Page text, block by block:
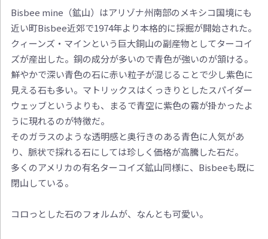
Bisbee mine（鉱山）はアリゾナ州南部のメキシコ国境にも
近い町Bisbee近郊で1974年より本格的に採掘が開始された。
クィーンズ・マインという巨大銅山の副産物としてターコイ
ズが産出した。銅の成分が多いので青色が強いのが頷ける。
鮮やかで深い青色の石に赤い粒子が混じることで少し紫色に
見える石も多い。マトリックスはくっきりとしたスパイダー
ウェッブというよりも、まるで青空に紫色の霧が掛かったよ
うに現れるのが特徴だ。
そのガラスのような透明感と奥行きのある青色に人気があ
り、脈状で採れる石にしては珍しく価格が高騰した石だ。
多くのアメリカの有名ターコイズ鉱山同様に、Bisbeeも既に
閉山している。
コロっとした石のフォルムが、なんとも可愛い。